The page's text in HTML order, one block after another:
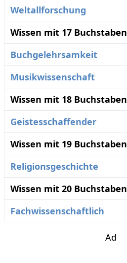
Weltallforschung
Wissen mit 17 Buchstaben
Buchgelehrsamkeit
Musikwissenschaft
Wissen mit 18 Buchstaben
Geistesschaffender
Wissen mit 19 Buchstaben
Religionsgeschichte
Wissen mit 20 Buchstaben
Fachwissenschaftlich
Ad